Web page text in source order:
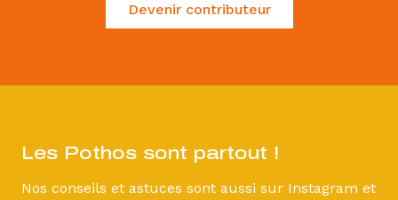
Devenir contributeur
Les Pothos sont partout !
Nos conseils et astuces sont aussi sur Instagram et